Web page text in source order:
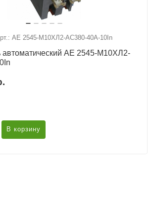
АЕ 2545-М10ХЛ2-AC380-40А-10In
автоматический АЕ 2545-М10ХЛ2-
В корзину